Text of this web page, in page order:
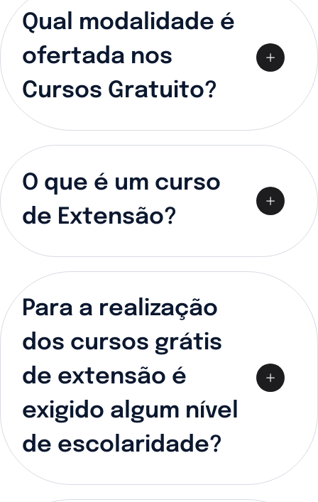
Qual modalidade é
ofertada nos
Cursos Gratuito?
O que é um curso
de Extensão?
Para a realização
dos cursos grátis
de extensão é
exigido algum nível
de escolaridade?